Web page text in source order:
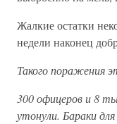
Жалкие остатки
недели наконец
Такого поражения
300 офицеров и 8
утонули. Бараки